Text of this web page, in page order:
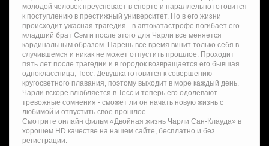
молодой человек преуспевает в спорте и параллельно готовится
к поступлению в престижный университет. Но в его жизни
происходит ужасная трагедия - в автокатастрофе погибает его
младший брат Сэм и после этого для Чарли все меняется
кардинальным образом. Парень все время винит только себя в
случившемся и никак не может отпустить прошлое. Проходит
пять лет после трагедии и в городок возвращается его бывшая
одноклассница, Тесс. Девушка готовится к совершению
кругосветного плавания, поэтому выходит в море каждый день.
Чарли вскоре влюбляется в Тесс и теперь его одолевают
тревожные сомнения - сможет ли он начать новую жизнь с
любимой и отпустить свое прошлое.
Смотрите онлайн фильм «Двойная жизнь Чарли Сан-Клауда» в
хорошем HD качестве на нашем сайте, бесплатно и без
регистрации.